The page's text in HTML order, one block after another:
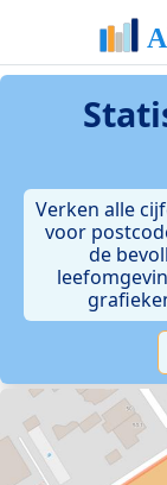
Verken alle
voor
de